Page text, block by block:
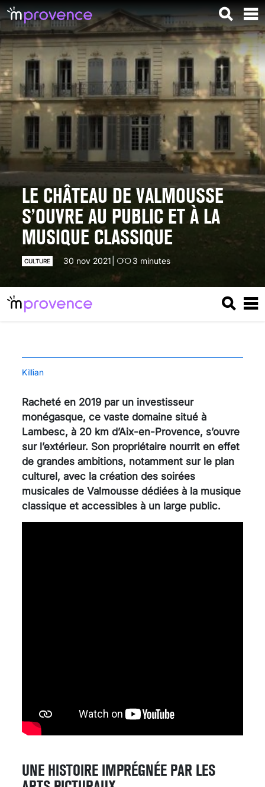
LE CHÂTEAU DE VALMOUSSE
S’OUVRE AU PUBLIC ET À LA
MUSIQUE CLASSIQUE
CULTURE 30 nov 2021 3 minutes
Killian
Racheté en 2019 par un investisseur
monégasque, ce vaste domaine situé à
Lambesc, à 20 km d’Aix-en-Provence, s’ouvre
sur l’extérieur. Son propriétaire nourrit en effet
de grandes ambitions, notamment sur le plan
culturel, avec la création des soirées
musicales de Valmousse dédiées à la musique
classique et accessibles à un large public.
UNE HISTOIRE IMPRÉGNÉE PAR LES